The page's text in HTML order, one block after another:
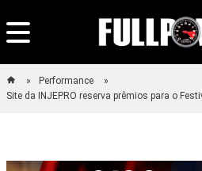
Performance
Site da INJEPRO reserva prêmios para o